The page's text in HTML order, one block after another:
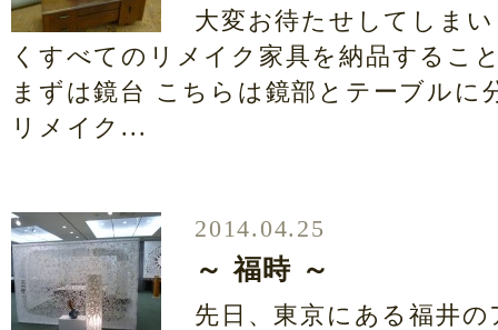
大変お待たせしてしま
くすべてのリメイク家具を納品する
まずは鏡台 こちらは鏡部とテーブルに
リメイク...
2014.04.25
～ 福時 ～
先日、東京にある福井